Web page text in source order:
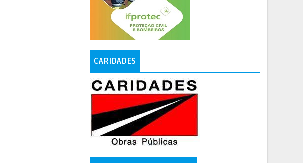
CARIDADES